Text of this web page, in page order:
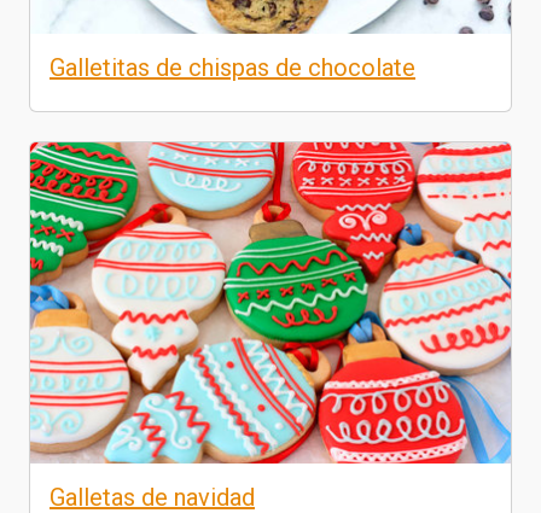
Galletitas de chispas de chocolate
Galletas de navidad